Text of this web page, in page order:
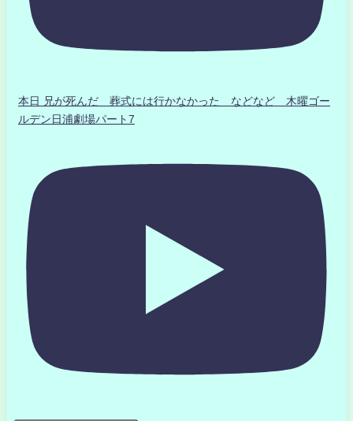
本日 兄が死んだ 葬式には行かなかった などなど 木曜ゴー
ルデン日浦劇場パート7